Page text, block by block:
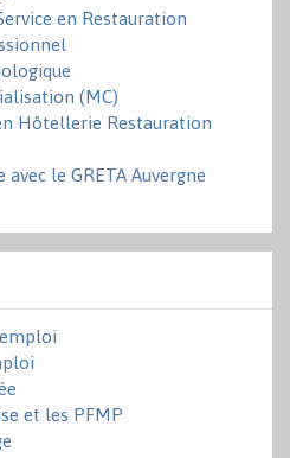
en Restauration
(MC)
Hôtellerie Restauration
le GRETA Auvergne
et les PFMP